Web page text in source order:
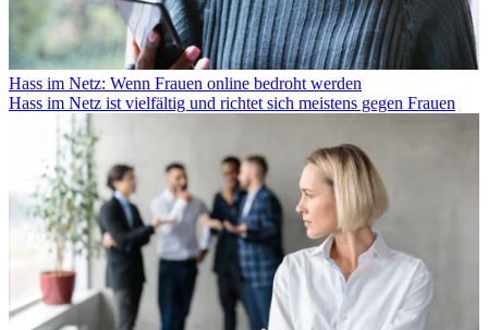
Hass im Netz: Wenn Frauen online bedroht werden
Hass im Netz ist vielfältig und richtet sich meistens gegen Frauen